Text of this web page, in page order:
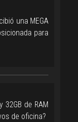
una MEGA
para
de RAM
de oficina?